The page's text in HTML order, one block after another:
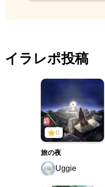
イラレポ投稿
0
旅の夜
Uggie